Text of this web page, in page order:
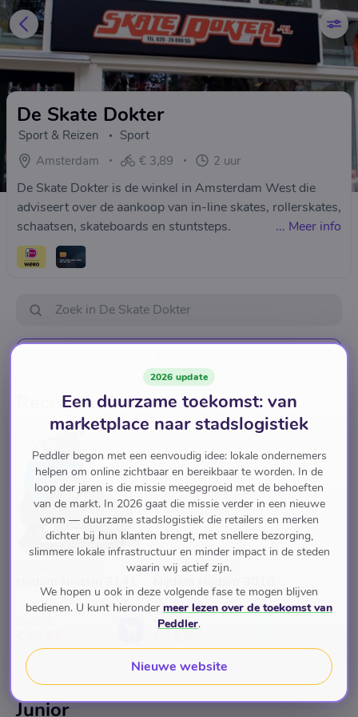
De Skate Dokter
Sport & Reizen
Sport
Amsterdam
€ 3,89 2 uur
De Skate Dokter is de winkel in Amsterdam West die
adviseert over de aankoop van in-line skates, rollerskates,
schaatsen, skateboards en stuntsteps.
... Meer info
Recreatie Schaatsen
Back soon
DE SKATE DOKTER
€ 49,95
Junior
2026 update
Een duurzame toekomst: van
marketplace naar stadslogistiek
Peddler begon met een eenvoudig idee: lokale ondernemers
helpen om online zichtbaar en bereikbaar te worden. In de
loop der jaren is die missie meegegroeid met de behoeften
van de markt. In 2026 gaat die missie verder in een nieuwe
vorm — duurzame stadslogistiek die retailers en merken
dichter bij hun klanten brengt, met snellere bezorging,
slimmere lokale infrastructuur en minder impact in de steden
waarin wij actief zijn.
We hopen u ook in deze volgende fase te mogen blijven
bedienen. U kunt hieronder meer lezen over de toekomst van
Peddler.
Nieuwe website